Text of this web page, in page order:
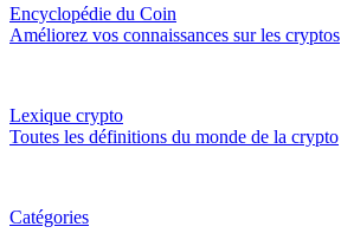
Encyclopédie du Coin
Améliorez vos connaissances sur les cryptos
Lexique crypto
Toutes les définitions du monde de la crypto
Catégories